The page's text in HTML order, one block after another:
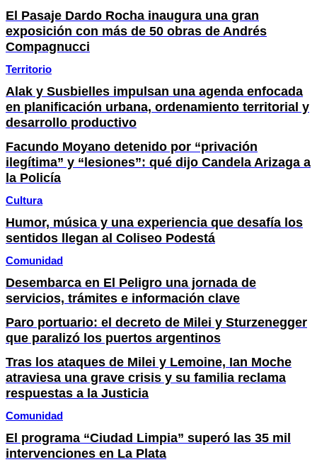
El Pasaje Dardo Rocha inaugura una gran
exposición con más de 50 obras de Andrés
Compagnucci
Territorio
Alak y Susbielles impulsan una agenda enfocada
en planificación urbana, ordenamiento territorial y
desarrollo productivo
Facundo Moyano detenido por “privación
ilegítima” y “lesiones”: qué dijo Candela Arizaga a
la Policía
Cultura
Humor, música y una experiencia que desafía los
sentidos llegan al Coliseo Podestá
Comunidad
Desembarca en El Peligro una jornada de
servicios, trámites e información clave
Paro portuario: el decreto de Milei y Sturzenegger
que paralizó los puertos argentinos
Tras los ataques de Milei y Lemoine, Ian Moche
atraviesa una grave crisis y su familia reclama
respuestas a la Justicia
Comunidad
El programa “Ciudad Limpia” superó las 35 mil
intervenciones en La Plata